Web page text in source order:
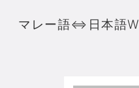
マレー語⇔日本語